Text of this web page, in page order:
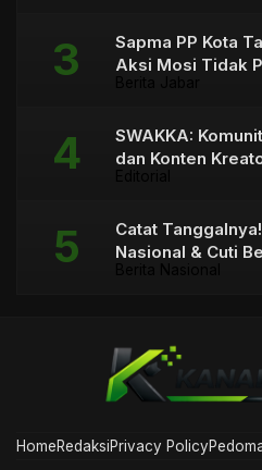
Sapma PP Kota
Aksi Mosi Tidak
SWAKKA:
dan Konten
Catat
Nasional & Cuti
HomeRedaksiPrivacy Policy